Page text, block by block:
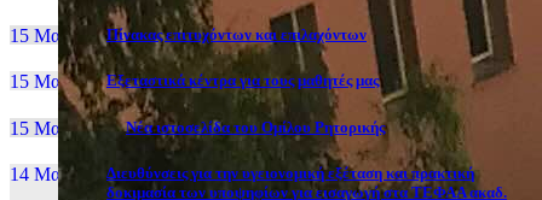
15 Μαι, 26 Πίνακας επιτυχόντων και επιλαχόντων
15 Μαι, 26 Εξεταστικά κέντρα για τους μαθητές μας
15 Μαι, 2026 Νέα ιστοσελίδα του Ομίλου Ρητορικής
14 Μαι, 26
Διευθύνσεις για την υγειονομική εξέταση και πρακτική
δοκιμασία των υποψηφίων για εισαγωγή στα ΤΕΦΑΑ ακαδ.